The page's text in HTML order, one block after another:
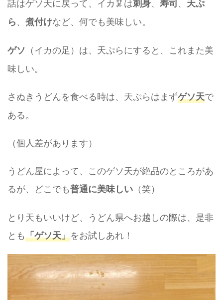
刺身 寿司
天ぷ
ら、 煮付けなど、何でも美味しい。
ゲソ （イカの足）は、天ぷらにすると、これまた美
味しい。
さぬきうどんを食べる時は、天ぷらはまずゲソ天で
ある。
（個人差があります）
うどん屋によって、このゲソ天が絶品のところがあ
るが、どこでも普通に美味しい （笑）
とり天もいいけど、うどん県へお越しの際は、是非
とも「ゲソ天」をお試しあれ！